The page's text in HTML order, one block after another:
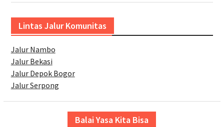
Lintas Jalur Komunitas
Jalur Nambo
Jalur Bekasi
Jalur Depok Bogor
Jalur Serpong
Balai Yasa Kita Bisa